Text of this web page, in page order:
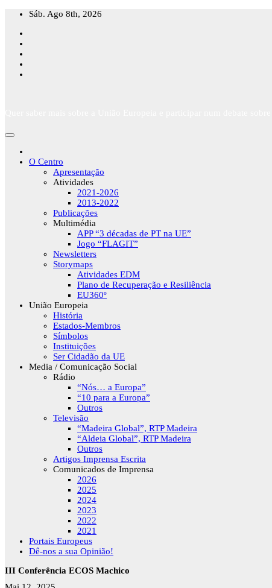
Skip
content
Sáb. Ago 8th, 2026
O Centro
Apresentação
Atividades
2021-2026
2013-2022
Publicações
Multimédia
APP “3 décadas de PT na UE”
Jogo “FLAGIT”
Newsletters
Storymaps
Atividades EDM
Plano de Recuperação e Resiliência
EU360º
União Europeia
História
Estados-Membros
Símbolos
Instituições
Ser Cidadão da UE
Media / Comunicação Social
Rádio
“Nós… a Europa”
“10 para a Europa”
Outros
Televisão
“Madeira Global”, RTP Madeira
“Aldeia Global”, RTP Madeira
Outros
Artigos Imprensa Escrita
Comunicados de Imprensa
2026
2025
2024
2023
2022
2021
Portais Europeus
Dê-nos a sua Opinião!
III Conferência ECOS Machico